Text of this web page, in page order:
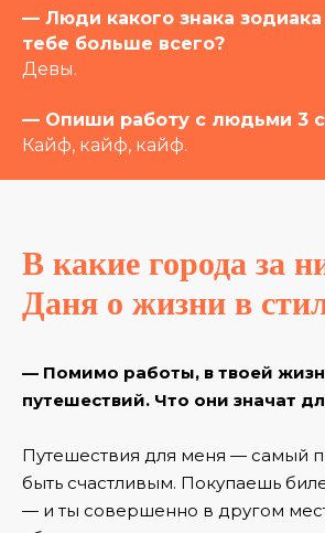
— Люди какого знака зодиака
тебе больше всего?
Девы.
— Опиши работу с людьми 3
Кайф, кайф, кайф.
В какие города за
Даня о жизни в
— Помимо работы, в твоей
путешествий. Что они значат
Путешествия для меня — самый
быть счастливым. Покупаешь
— и ты совершенно в другом